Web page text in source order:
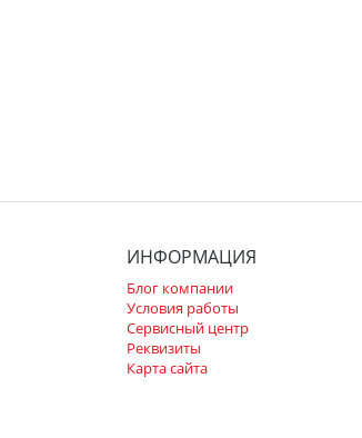
ИНФОРМАЦИЯ
Блог компании
Условия работы
Сервисный центр
Реквизиты
Карта сайта